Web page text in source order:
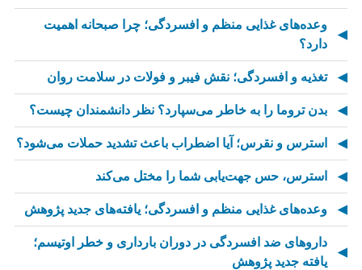
وعده‌های غذایی منظم و افسردگی؛ چرا صبحانه اهمیت
دارد؟
تغذیه و افسردگی؛ نقش فیبر و فولات در سلامت روان
بدن تروما را به خاطر می‌سپارد؟ نظر دانشمندان چیست؟
استرس و نقرس؛ آیا اضطراب باعث تشدید حملات می‌شود؟
استرس، حس جهت‌یابی شما را مختل می‌کند
وعده‌های غذایی منظم و افسردگی؛ یافته‌های جدید پژوهش
داروهای ضد افسردگی در دوران بارداری و خطر اوتیسم؛
یافته جدید پژوهش